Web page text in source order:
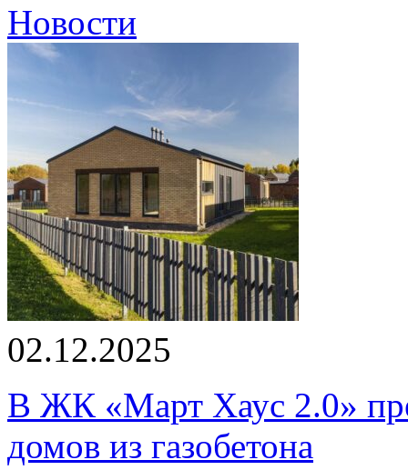
Новости
02.12.2025
В ЖК «Март Хаус 2.0»
домов из газобетона